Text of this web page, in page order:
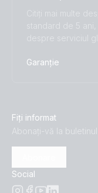
Citiți mai multe
standard de 5
despre serviciul
Garanție
Fiți informat
Abonați-vă la
Social